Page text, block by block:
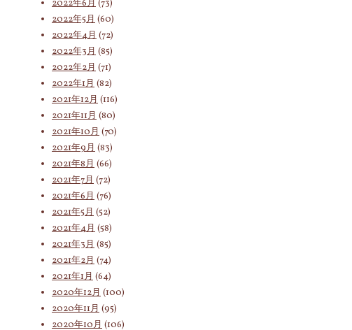
2022年6月 (73)
2022年5月 (60)
2022年4月 (72)
2022年3月 (85)
2022年2月 (71)
2022年1月 (82)
2021年12月 (116)
2021年11月 (80)
2021年10月 (70)
2021年9月 (83)
2021年8月 (66)
2021年7月 (72)
2021年6月 (76)
2021年5月 (52)
2021年4月 (58)
2021年3月 (85)
2021年2月 (74)
2021年1月 (64)
2020年12月 (100)
2020年11月 (95)
2020年10月 (106)